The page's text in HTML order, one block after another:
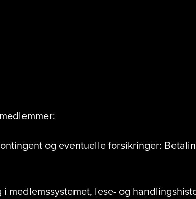
og eventuelle forsikringer:
medlemssystemet, lese- og